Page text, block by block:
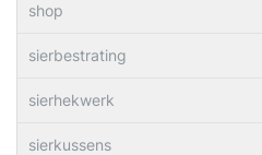
shop
sierbestrating
sierhekwerk
sierkussens